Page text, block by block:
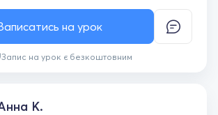
Запис на урок є безкоштовним
на урок
К.